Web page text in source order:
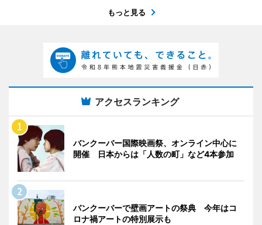
もっと見る
アクセスランキング
バンクーバー国際映画祭、オンライン中心に
開催 日本からは「人数の町」など4本参加
バンクーバーで壁画アートの祭典 今年はコ
ロナ禍アートの特別展示も